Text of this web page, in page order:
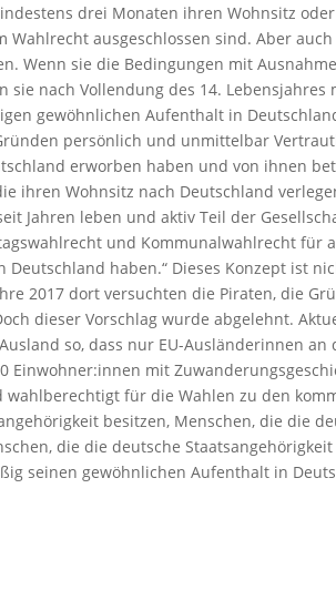
drei Monaten ihren Wohnsitz
Wahlrecht ausgeschlossen sind. Aber
Wenn sie die Bedingungen mit
sie nach Vollendung des 14.
gewöhnlichen Aufenthalt in
persönlich und unmittelbar
erworben haben und von ihnen
ihren Wohnsitz nach Deutschland
Jahren leben und aktiv Teil der
und Kommunalwahlrecht für
Deutschland haben.“ Dieses Konzept ist
2017 dort versuchten die Piraten, die
dieser Vorschlag wurde abgelehnt.
so, dass nur EU-Ausländerinnen
Einwohner:innen mit
wahlberechtigt für die Wahlen zu den
besitzen, Menschen, die die
die die deutsche
seinen gewöhnlichen Aufenthalt in